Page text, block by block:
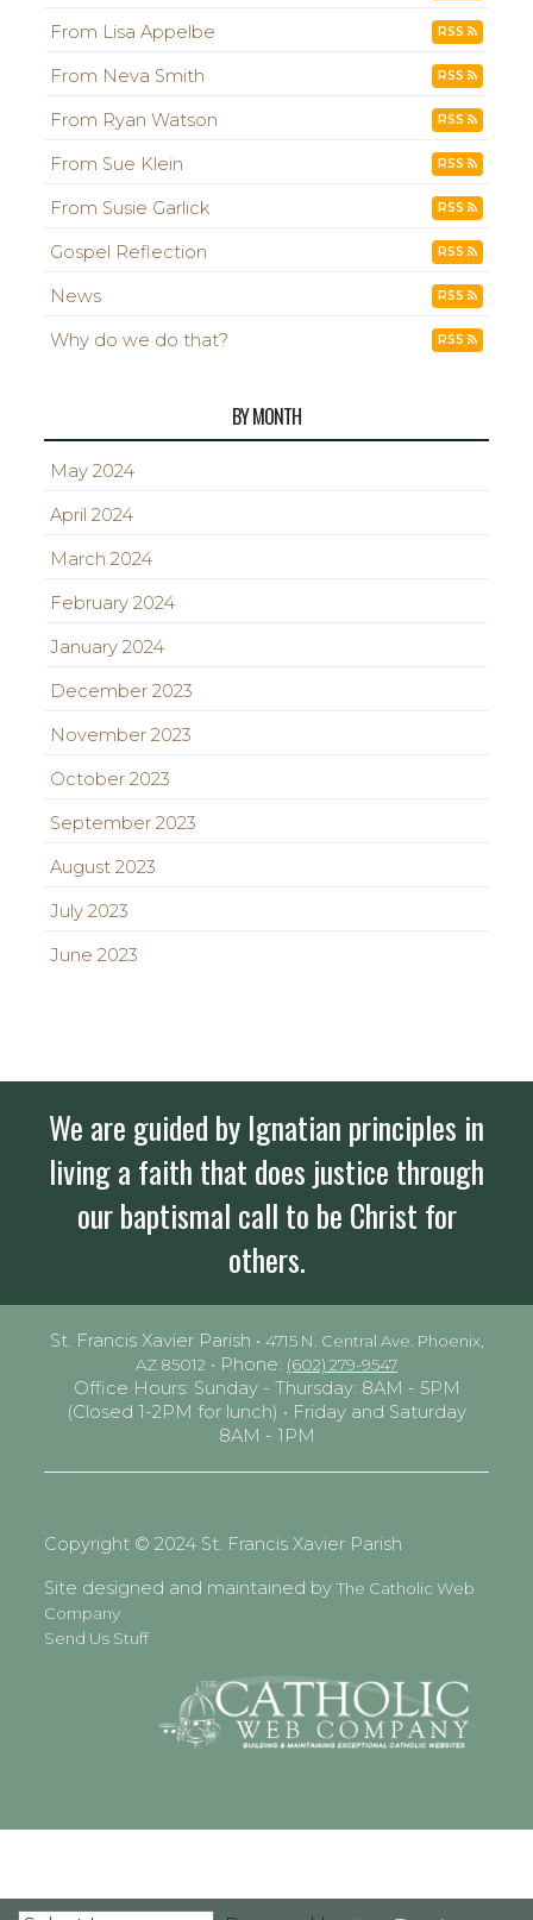
From Lisa Appelbe RSS
From Neva Smith RSS
From Ryan Watson RSS
From Sue Klein RSS
From Susie Garlick RSS
Gospel Reflection RSS
News RSS
Why do we do that? RSS
BY MONTH
May 2024
April 2024
March 2024
February 2024
January 2024
December 2023
November 2023
October 2023
September 2023
August 2023
July 2023
June 2023
We are guided by Ignatian principles in
living a faith that does justice through
our baptismal call to be Christ for
others.
St. Francis Xavier Parish • 4715 N. Central Ave. Phoenix,
AZ 85012 • Phone: (602) 279-9547
Office Hours: Sunday - Thursday: 8AM - 5PM
(Closed 1-2PM for lunch) • Friday and Saturday
8AM - 1PM
Copyright © 2024 St. Francis Xavier Parish
Site designed and maintained byThe Catholic Web
Company
Send Us Stuff